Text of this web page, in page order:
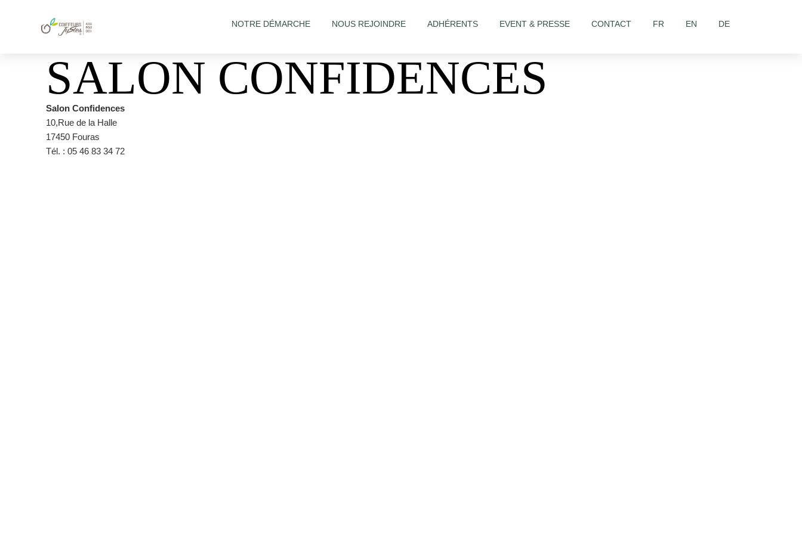
NOTRE DÉMARCHE NOUS REJOINDRE ADHÉRENTS EVENT & PRESSE CONTACT FR EN DE
SALON CONFIDENCES
Salon Confidences
10,Rue de la Halle
17450 Fouras
Tél. : 05 46 83 34 72